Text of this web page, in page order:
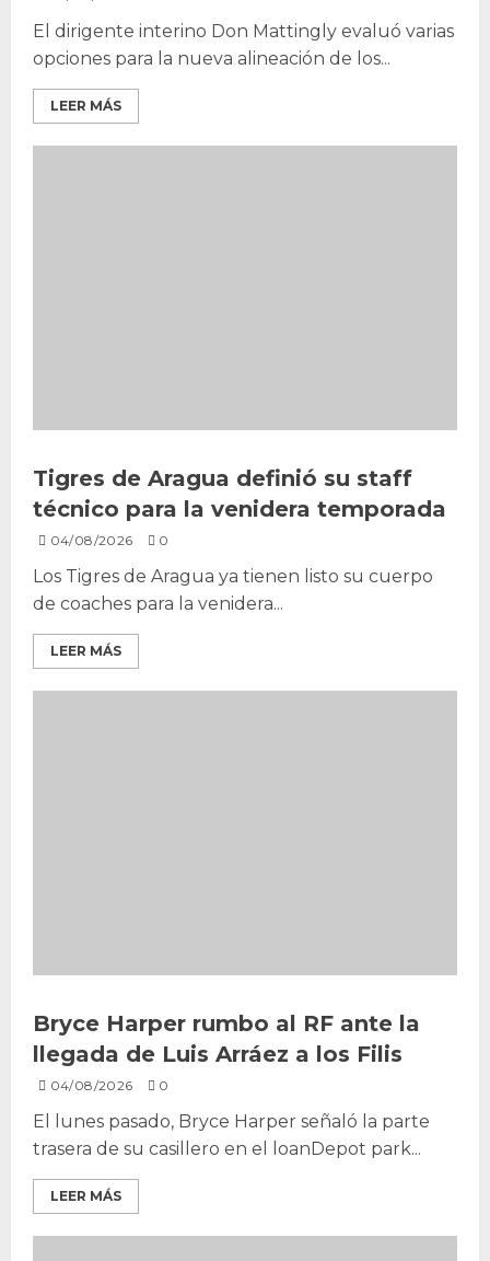
‎El dirigente interino Don Mattingly evaluó varias
opciones para la nueva alineación de los...
LEER MÁS
Tigres de Aragua definió su staff
técnico para la venidera temporada
04/08/2026 0
Los Tigres de Aragua ya tienen listo su cuerpo
de coaches para la venidera...
LEER MÁS
Bryce Harper rumbo al RF ante la
llegada de Luis Arráez a los Filis
04/08/2026 0
El lunes pasado, Bryce Harper señaló la parte
trasera de su casillero en el loanDepot park...
LEER MÁS